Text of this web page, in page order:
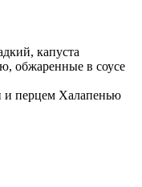
капуста
обжаренные в соусе
и перцем Халапенью